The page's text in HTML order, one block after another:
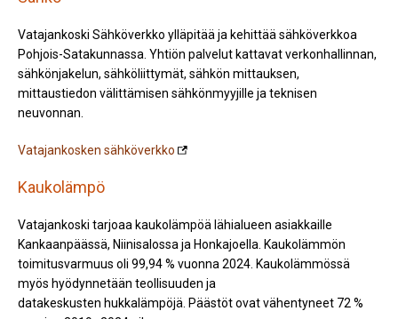
Vatajankoski Sähköverkko ylläpitää ja kehittää sähköverkkoa
Pohjois-Satakunnassa. Yhtiön palvelut kattavat verkonhallinnan,
sähkönjakelun, sähköliittymät, sähkön mittauksen,
mittaustiedon välittämisen sähkönmyyjille ja teknisen
neuvonnan.
Vatajankosken sähköverkko
Kaukolämpö
Vatajankoski tarjoaa kaukolämpöä lähialueen asiakkaille
Kankaanpäässä, Niinisalossa ja Honkajoella. Kaukolämmön
toimitusvarmuus oli 99,94 % vuonna 2024. Kaukolämmössä
myös hyödynnetään teollisuuden ja
datakeskusten hukkalämpöjä. Päästöt ovat vähentyneet 72 %